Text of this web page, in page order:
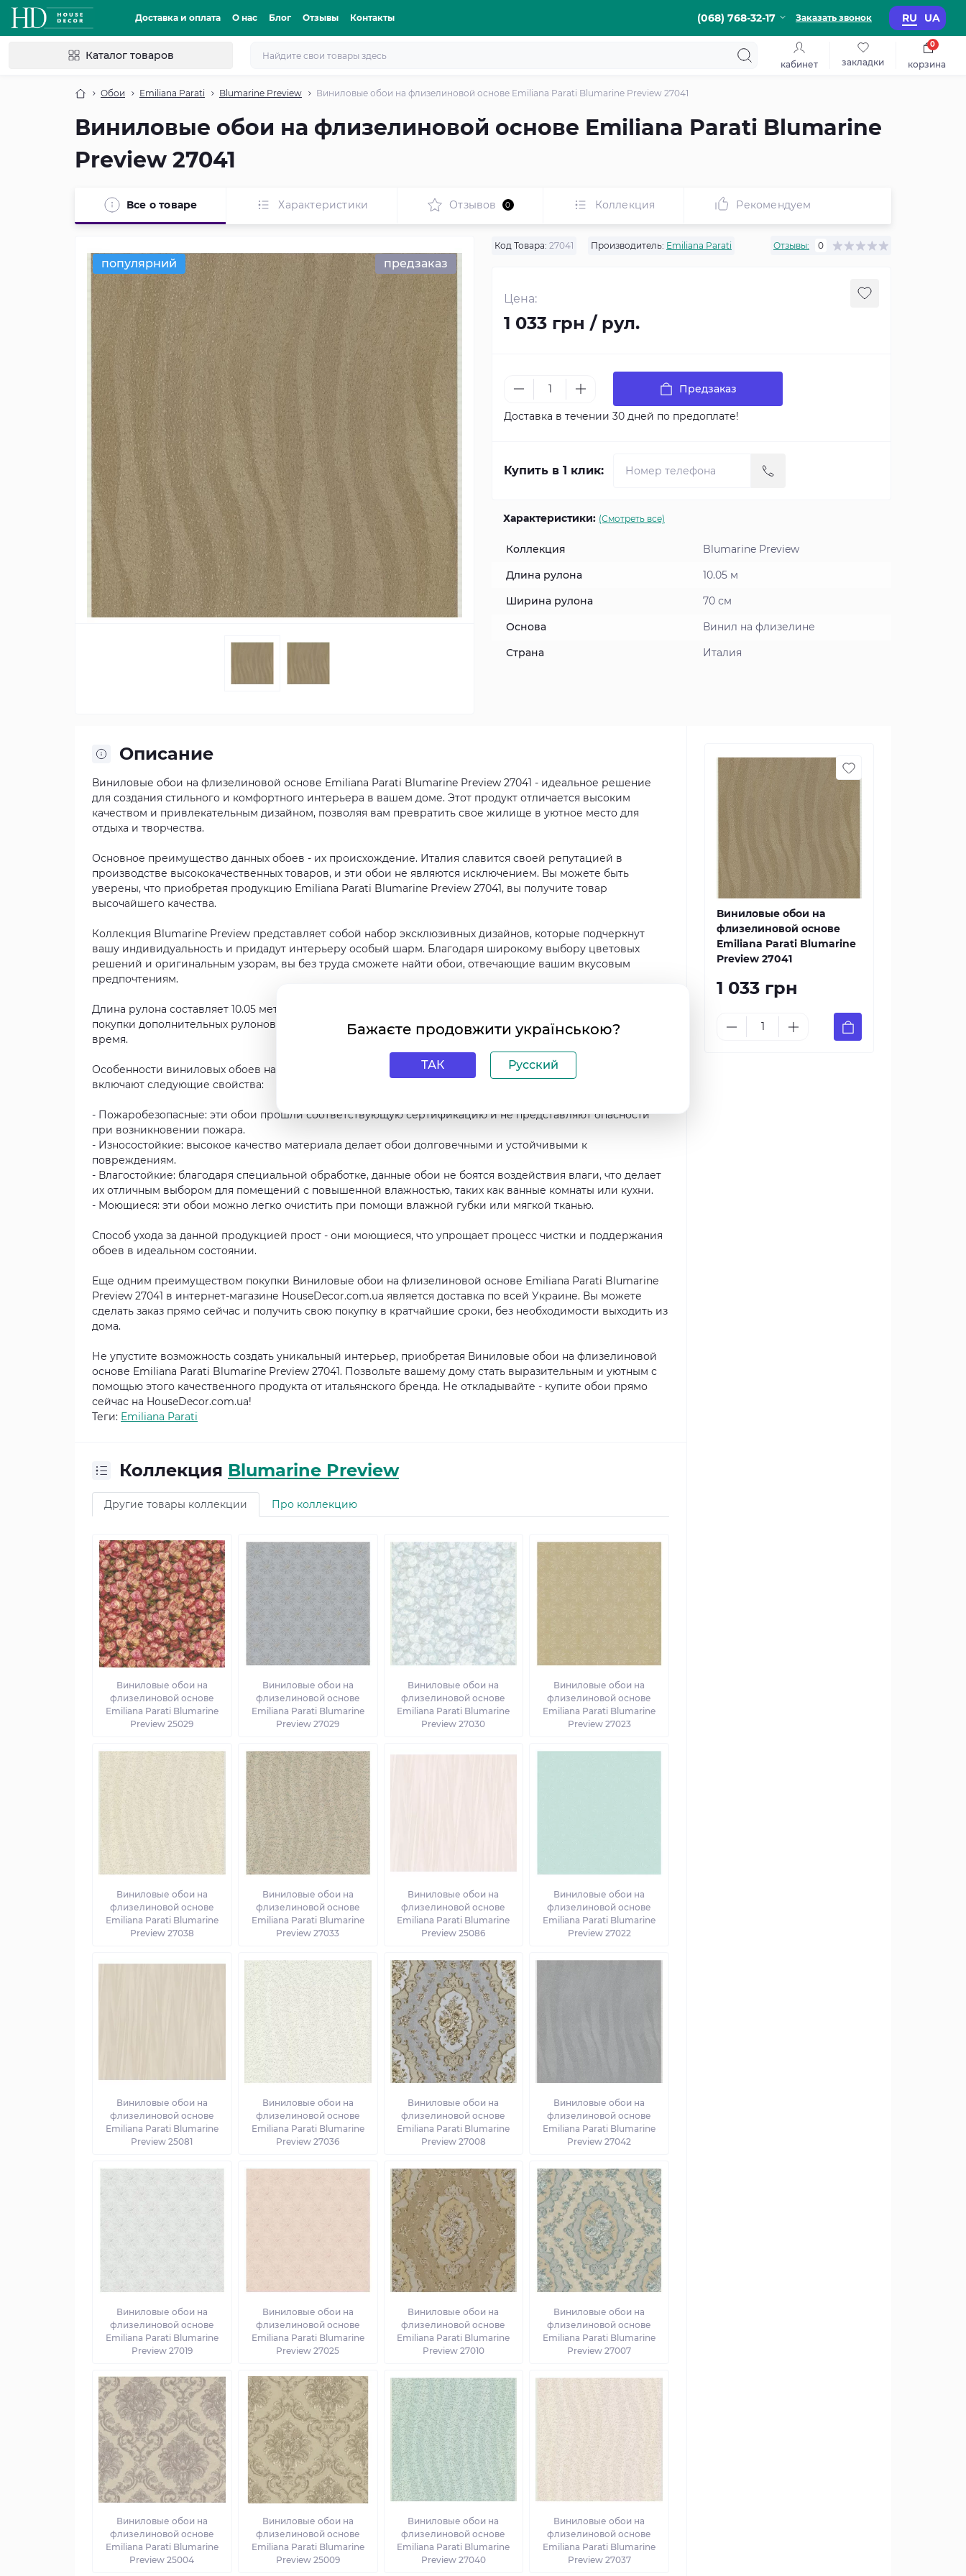
Доставка и оплата О нас Блог Отзывы Контакты (068) 768-32-17 Заказать звонок RU UA
Каталог товаров
кабинет закладки корзина
0
Обои Emiliana Parati Blumarine Preview Виниловые обои на флизелиновой основе Emiliana Parati Blumarine Preview 27041
Виниловые обои на флизелиновой основе Emiliana Parati Blumarine
Preview 27041
Все о товаре Характеристики Отзывов 0 Коллекция Рекомендуем
популярний предзаказ
Код Товара: 27041 Производитель: Emiliana Parati Отзывы: 0
Цена:
1 033 грн / рул.
Предзаказ
Доставка в течении 30 дней по предоплате!
Купить в 1 клик:
Характеристики: (Смотреть все)
Коллекция Blumarine Preview
Длина рулона 10.05 м
Ширина рулона 70 см
Основа Винил на флизелине
Страна Италия
Описание
Виниловые обои на флизелиновой основе Emiliana Parati Blumarine Preview 27041 - идеальное решение
для создания стильного и комфортного интерьера в вашем доме. Этот продукт отличается высоким
качеством и привлекательным дизайном, позволяя вам превратить свое жилище в уютное место для
отдыха и творчества.
Основное преимущество данных обоев - их происхождение. Италия славится своей репутацией в
производстве высококачественных товаров, и эти обои не являются исключением. Вы можете быть
уверены, что приобретая продукцию Emiliana Parati Blumarine Preview 27041, вы получите товар
высочайшего качества.
Коллекция Blumarine Preview представляет собой набор эксклюзивных дизайнов, которые подчеркнут
вашу индивидуальность и придадут интерьеру особый шарм. Благодаря широкому выбору цветовых
решений и оригинальным узорам, вы без труда сможете найти обои, отвечающие вашим вкусовым
предпочтениям.
Длина рулона составляет 10.05 метра, что позволяет легко покрыть большую площадь без необходимости
покупки дополнительных рулонов. Ширина рулона 70 см упрощает процесс монтажа и экономит ваше
время.
Особенности виниловых обоев на флизелиновой основе Emiliana Parati Blumarine Preview 27041 также
включают следующие свойства:
- Пожаробезопасные: эти обои прошли соответствующую сертификацию и не представляют опасности
при возникновении пожара.
- Износостойкие: высокое качество материала делает обои долговечными и устойчивыми к
повреждениям.
- Влагостойкие: благодаря специальной обработке, данные обои не боятся воздействия влаги, что делает
их отличным выбором для помещений с повышенной влажностью, таких как ванные комнаты или кухни.
- Моющиеся: эти обои можно легко очистить при помощи влажной губки или мягкой тканью.
Способ ухода за данной продукцией прост - они моющиеся, что упрощает процесс чистки и поддержания
обоев в идеальном состоянии.
Еще одним преимуществом покупки Виниловые обои на флизелиновой основе Emiliana Parati Blumarine
Preview 27041 в интернет-магазине HouseDecor.com.ua является доставка по всей Украине. Вы можете
сделать заказ прямо сейчас и получить свою покупку в кратчайшие сроки, без необходимости выходить из
дома.
Не упустите возможность создать уникальный интерьер, приобретая Виниловые обои на флизелиновой
основе Emiliana Parati Blumarine Preview 27041. Позвольте вашему дому стать выразительным и уютным с
помощью этого качественного продукта от итальянского бренда. Не откладывайте - купите обои прямо
сейчас на HouseDecor.com.ua!
Теги: Emiliana Parati
Коллекция Blumarine Preview
Другие товары коллекции Про коллекцию
Виниловые обои на
флизелиновой основе
Emiliana Parati Blumarine
Preview 25029
Виниловые обои на
флизелиновой основе
Emiliana Parati Blumarine
Preview 27029
Виниловые обои на
флизелиновой основе
Emiliana Parati Blumarine
Preview 27030
Виниловые обои на
флизелиновой основе
Emiliana Parati Blumarine
Preview 27023
Виниловые обои на
флизелиновой основе
Emiliana Parati Blumarine
Preview 27038
Виниловые обои на
флизелиновой основе
Emiliana Parati Blumarine
Preview 27033
Виниловые обои на
флизелиновой основе
Emiliana Parati Blumarine
Preview 25086
Виниловые обои на
флизелиновой основе
Emiliana Parati Blumarine
Preview 27022
Виниловые обои на
флизелиновой основе
Emiliana Parati Blumarine
Preview 25081
Виниловые обои на
флизелиновой основе
Emiliana Parati Blumarine
Preview 27036
Виниловые обои на
флизелиновой основе
Emiliana Parati Blumarine
Preview 27008
Виниловые обои на
флизелиновой основе
Emiliana Parati Blumarine
Preview 27042
Виниловые обои на
флизелиновой основе
Emiliana Parati Blumarine
Preview 27019
Виниловые обои на
флизелиновой основе
Emiliana Parati Blumarine
Preview 27025
Виниловые обои на
флизелиновой основе
Emiliana Parati Blumarine
Preview 27010
Виниловые обои на
флизелиновой основе
Emiliana Parati Blumarine
Preview 27007
Виниловые обои на
флизелиновой основе
Emiliana Parati Blumarine
Preview 25004
Виниловые обои на
флизелиновой основе
Emiliana Parati Blumarine
Preview 25009
Виниловые обои на
флизелиновой основе
Emiliana Parati Blumarine
Preview 27040
Виниловые обои на
флизелиновой основе
Emiliana Parati Blumarine
Preview 27037
Виниловые обои на
флизелиновой основе
Emiliana Parati Blumarine
Preview 27041
1 033 грн
Бажаєте продовжити українською?
ТАК Русский